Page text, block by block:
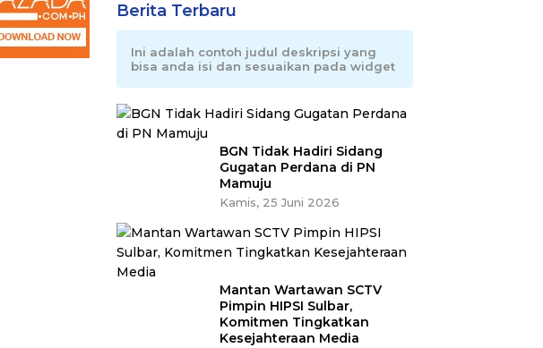
Berita Terbaru
Ini adalah contoh judul deskripsi yang
bisa anda isi dan sesuaikan pada widget
BGN Tidak Hadiri Sidang
Gugatan Perdana di PN
Mamuju
Kamis, 25 Juni 2026
Mantan Wartawan SCTV
Pimpin HIPSI Sulbar,
Komitmen Tingkatkan
Kesejahteraan Media